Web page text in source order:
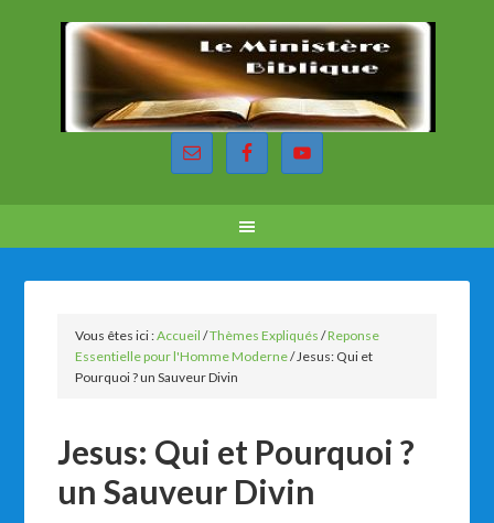
Vous êtes ici :Accueil /Thèmes Expliqués /Reponse
Essentielle pour l'Homme Moderne/Jesus: Qui et
Pourquoi ? un Sauveur Divin
Jesus: Qui et Pourquoi ?
un Sauveur Divin